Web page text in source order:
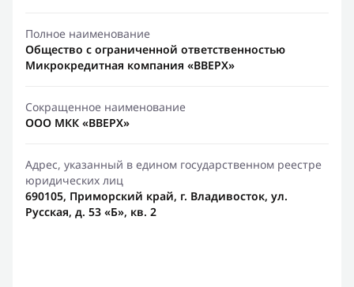
Полное наименование
Общество с ограниченной ответственностью
Микрокредитная компания «ВВЕРХ»
Сокращенное наименование
ООО МКК «ВВЕРХ»
Адрес, указанный в едином государственном реестре
юридических лиц
690105, Приморский край, г. Владивосток, ул.
Русская, д. 53 «Б», кв. 2